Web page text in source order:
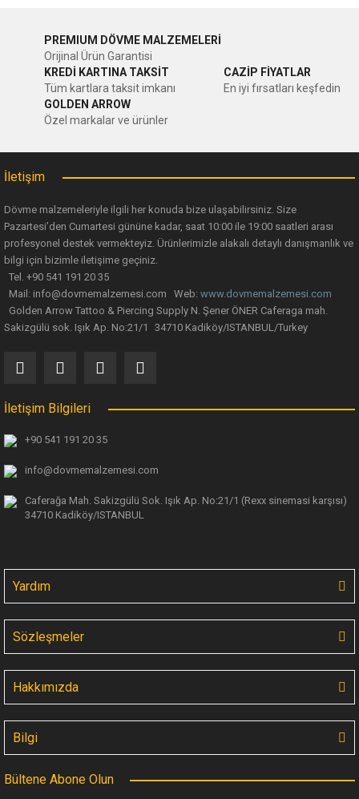
Görüş ve önerileriniz için teşekkür ederiz.
Ürün resmi kalitesiz, bozuk veya görüntülenemiyor.
Ürün açıklamasında eksik bilgiler bulunuyor.
Gönder
PREMIUM DÖVME MALZEMELERİ
Orijinal Ürün Garantisi
KREDİ KARTINA TAKSİT
Tüm kartlara taksit imkanı
CAZİP FİYATLAR
En iyi fırsatları keşfedin
GOLDEN ARROW
Özel markalar ve ürünler
İletişim
Dövme malzemeleriyle ilgili her konuda bize ulaşabilirsiniz. Size
Pazartesi’den Cumartesi gününe kadar, saat 10:00 ile 19:00 saatleri arası
profesyonel destek vermekteyiz. Ürünlerimizle alakalı detaylı danışmanlık ve
bilgi için bizimle iletişime geçiniz.
Tel. +90 541 191 20 35
Mail: info@dovmemalzemesi.com Web: www.dovmemalzemesi.com
Golden Arrow Tattoo & Piercing Supply N. Şener ÖNER Caferaga mah.
Sakizgülü sok. Işık Ap. No:21/1 34710 Kadiköy/ISTANBUL/Turkey
İletişim Bilgileri
+90 541 191 20 35
info@dovmemalzemesi.com
Caferağa Mah. Sakizgülü Sok. Işık Ap. No:21/1 (Rexx sinemasi karşısı)
34710 Kadiköy/ISTANBUL
Yardım
Sözleşmeler
Hakkımızda
Bilgi
Bültene Abone Olun